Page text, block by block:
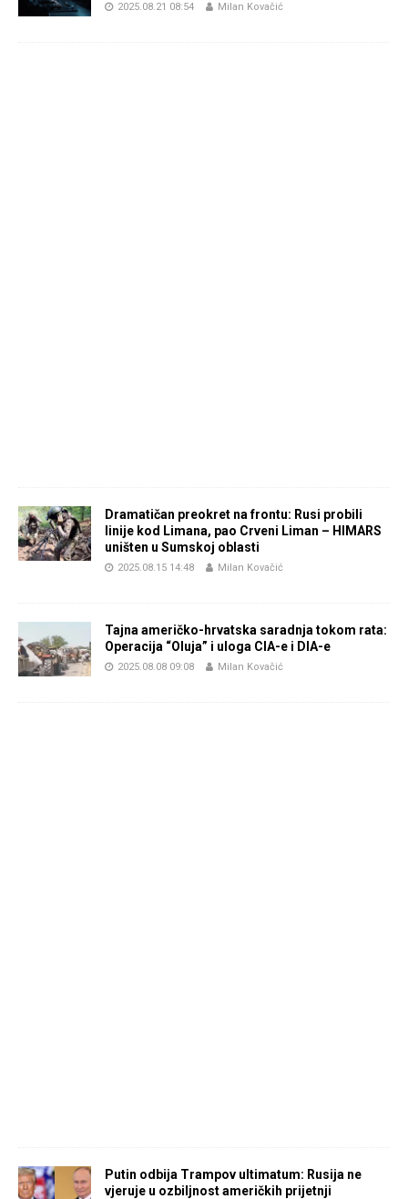
2025.08.21 08:54 Milan Kovačić
Dramatičan preokret na frontu: Rusi probili
linije kod Limana, pao Crveni Liman – HIMARS
uništen u Sumskoj oblasti
2025.08.15 14:48 Milan Kovačić
Tajna američko-hrvatska saradnja tokom rata:
Operacija “Oluja” i uloga CIA-e i DIA-e
2025.08.08 09:08 Milan Kovačić
Putin odbija Trampov ultimatum: Rusija ne
vjeruje u ozbiljnost američkih prijetnji